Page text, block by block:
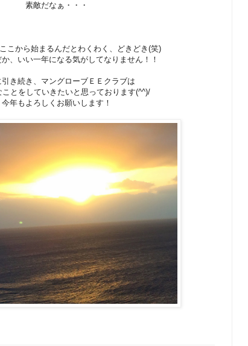
素敵だなぁ・・・
こから始まるんだとわくわく、どきどき(笑)
、いい一年になる気がしてなりません！！
き続き、マングローブＥＥクラブは
ことをしていきたいと思っております(^^)/
今年もよろしくお願いします！